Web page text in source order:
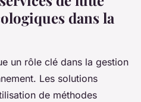
dans la
un rôle clé dans la gestion
Les solutions
de méthodes